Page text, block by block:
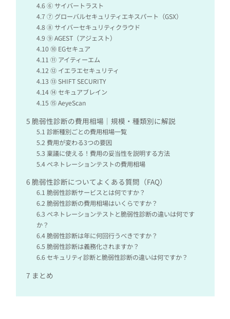
4.6⑥ サイバートラスト
4.7⑦ グローバルセキュリティエキスパート（GSX）
4.8⑧ サイバーセキュリティクラウド
4.9 ⑨ AGEST（アジェスト）
4.10⑩ EGセキュア
4.11 ⑪ アイティーエム
4.12⑫ イエラエセキュリティ
4.13 ⑬ SHIFT SECURITY
4.14⑭ セキュアブレイン
4.15 ⑮ AeyeScan
5 脆弱性診断の費用相場｜規模・種類別に解説
5.1 診断種別ごとの費用相場一覧
5.2 費用が変わる3つの要因
5.3 稟議に使える！費用の妥当性を説明する方法
5.4 ペネトレーションテストの費用相場
6 脆弱性診断についてよくある質問（FAQ）
6.1 脆弱性診断サービスとは何ですか？
6.2脆弱性診断の費用相場はいくらですか？
6.3 ペネトレーションテストと脆弱性診断の違いは何です
か？
6.4脆弱性診断は年に何回行うべきですか？
6.5 脆弱性診断は義務化されますか？
6.6 セキュリティ診断と脆弱性診断の違いは何ですか？
7 まとめ